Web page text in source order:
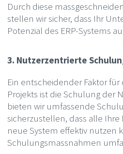
Durch diese
stellen wir sicher, dass Ihr
Potenzial des ERP-Systems
3. Nutzerzentrierte
Ein entscheidender Faktor für
Projekts ist die Schulung der
bieten wir umfassende
sicherzustellen, dass alle
neue System effektiv nutzen
Schulungsmassnahmen